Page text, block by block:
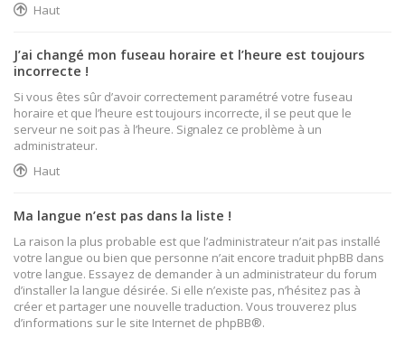
Haut
J’ai changé mon fuseau horaire et l’heure est toujours
incorrecte !
Si vous êtes sûr d’avoir correctement paramétré votre fuseau
horaire et que l’heure est toujours incorrecte, il se peut que le
serveur ne soit pas à l’heure. Signalez ce problème à un
administrateur.
Haut
Ma langue n’est pas dans la liste !
La raison la plus probable est que l’administrateur n’ait pas installé
votre langue ou bien que personne n’ait encore traduit phpBB dans
votre langue. Essayez de demander à un administrateur du forum
d’installer la langue désirée. Si elle n’existe pas, n’hésitez pas à
créer et partager une nouvelle traduction. Vous trouverez plus
d’informations sur le site Internet de phpBB®.